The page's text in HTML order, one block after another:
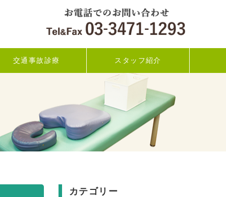
交通事故診療 スタッフ紹介
カテゴリー